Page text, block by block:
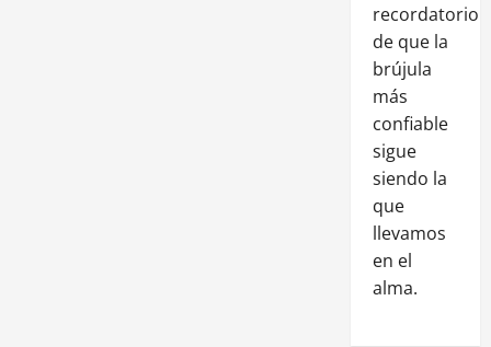
recordatorio
de que la
brújula
más
confiable
sigue
siendo la
que
llevamos
en el
alma.